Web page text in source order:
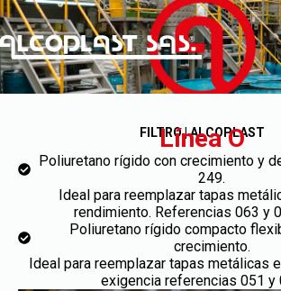
®
FILTRO | ALCOPLAST
Línea O
Poliuretano rígido con crecimiento y
249.
Ideal para reemplazar tapas
rendimiento. Referencias 063 y
Poliuretano rígido compacto
crecimiento.
Ideal para reemplazar tapas metálicas
exigencia referencias 051 y